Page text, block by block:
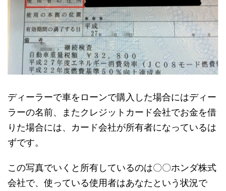
ディーラーで車をローンで購入した場合にはディー
ラーの名前、またクレジットカード会社でお金を借
りた場合には、カード会社が所有者になっているは
ずです。
この写真でいくと所有しているのは〇〇ホンダ株式
会社で、使っている使用者はあなたという状況で